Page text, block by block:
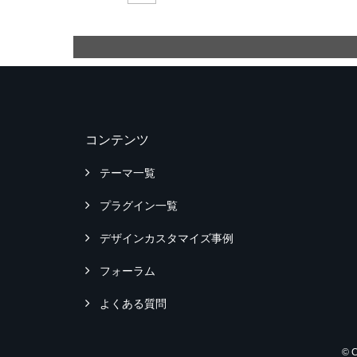
コンテンツ
テーマ一覧
プラグイン一覧
デザインカスタマイズ事例
フォーラム
よくある質問
©